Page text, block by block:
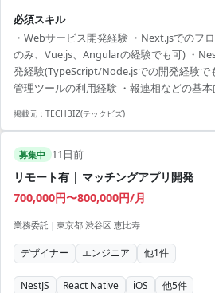
140h~180h 【面談】1回 【スキル】 必須:
Next.jsでのフロントエンド開発経験
験でも可) ・NestJSによるサーバーサイド
での開発経験でも...
必須スキル
・Webサービス開発経験 ・Next.jsでのフ
のみ、Vue.js、Angularの経験でも可) ・
発経験(TypeScript/Node.jsでの開発経験で
管理ツールの利用経験 ・報連相などの基
掲載元： TECHBIZ(テックビズ)
募集中 11日前
リモート有 | マッチングアプリ開発
700,000円〜800,000円/月
業務委託 | 東京都 渋谷区 恵比寿
デザイナー エンジニア 他1件
NestJS React Native iOS 他5件